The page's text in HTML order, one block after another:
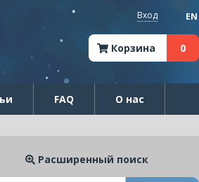
Вход EN
Корзина 0
FAQ О нас
Расширенный поиск